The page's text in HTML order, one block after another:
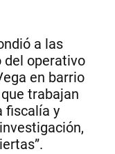
a las
del operativo
en barrio
trabajan
fiscalía y